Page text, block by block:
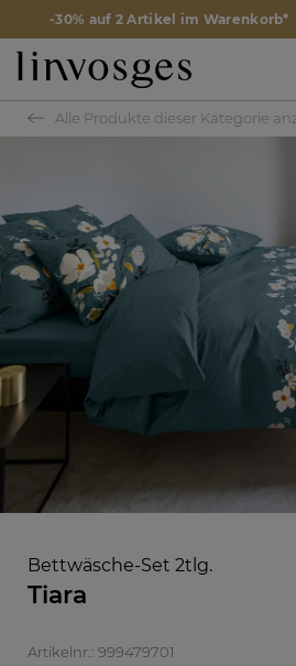
-30% auf 2 Artikel im Warenkorb*
Alle Produkte dieser Kategorie
Bettwäsche-Set 2tlg.
Tiara
Artikelnr.: 999479701